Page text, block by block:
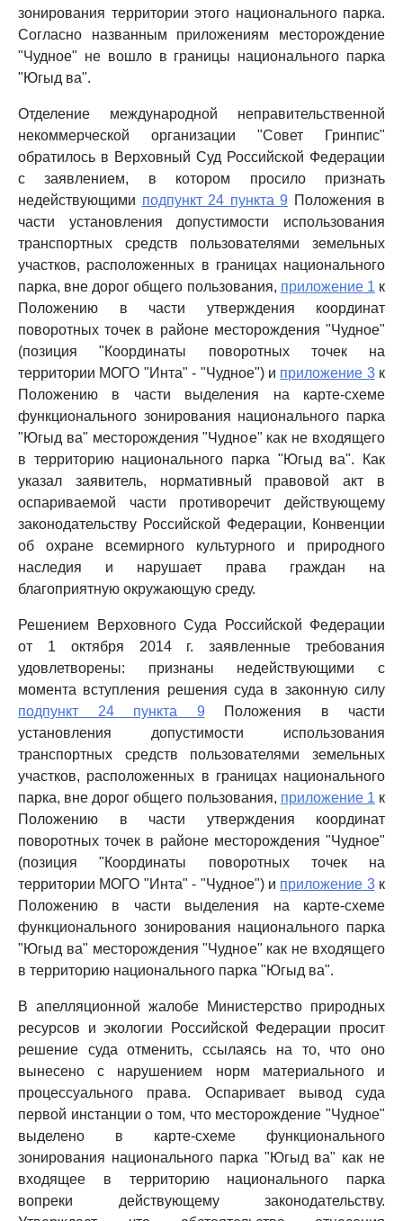
зонирования территории этого национального парка.
Согласно названным приложениям месторождение
"Чудное" не вошло в границы национального парка
"Югыд ва".
Отделение международной неправительственной
некоммерческой организации "Совет Гринпис"
обратилось в Верховный Суд Российской Федерации
с заявлением, в котором просило признать
недействующими подпункт 24 пункта 9 Положения в
части установления допустимости использования
транспортных средств пользователями земельных
участков, расположенных в границах национального
парка, вне дорог общего пользования, приложение 1 к
Положению в части утверждения координат
поворотных точек в районе месторождения "Чудное"
(позиция "Координаты поворотных точек на
территории МОГО "Инта" - "Чудное") и приложение 3к
Положению в части выделения на карте-схеме
функционального зонирования национального парка
"Югыд ва" месторождения "Чудное" как не входящего
в территорию национального парка "Югыд ва". Как
указал заявитель, нормативный правовой акт в
оспариваемой части противоречит действующему
законодательству Российской Федерации, Конвенции
об охране всемирного культурного и природного
наследия и нарушает права граждан на
благоприятную окружающую среду.
Решением Верховного Суда Российской Федерации
от 1 октября 2014 г. заявленные требования
удовлетворены: признаны недействующими с
момента вступления решения суда в законную силу
подпункт 24 пункта 9 Положения в части
установления допустимости использования
транспортных средств пользователями земельных
участков, расположенных в границах национального
парка, вне дорог общего пользования, приложение 1 к
Положению в части утверждения координат
поворотных точек в районе месторождения "Чудное"
(позиция "Координаты поворотных точек на
территории МОГО "Инта" - "Чудное") и приложение 3к
Положению в части выделения на карте-схеме
функционального зонирования национального парка
"Югыд ва" месторождения "Чудное" как не входящего
в территорию национального парка "Югыд ва".
В апелляционной жалобе Министерство природных
ресурсов и экологии Российской Федерации просит
решение суда отменить, ссылаясь на то, что оно
вынесено с нарушением норм материального и
процессуального права. Оспаривает вывод суда
первой инстанции о том, что месторождение "Чудное"
выделено в карте-схеме функционального
зонирования национального парка "Югыд ва" как не
входящее в территорию национального парка
вопреки действующему законодательству.